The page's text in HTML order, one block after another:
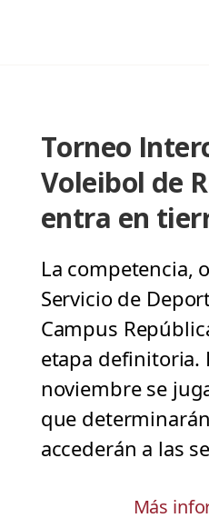
Torneo
Voleibol de
entra en
La competencia,
Servicio de
Campus
etapa definitoria.
noviembre se
que
accederán a las
Más